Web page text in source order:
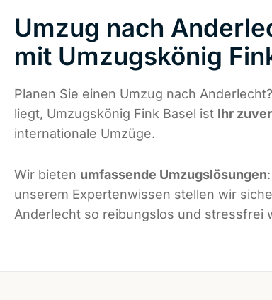
Umzug nach
mit Umzugskönig
Planen Sie einen Umzug nach
liegt, Umzugskönig Fink Basel ist Ihr
internationale Umzüge.
Wir bieten umfassende Umzugslösungen
unserem Expertenwissen stellen wir
Anderlecht so reibungslos und stressfrei